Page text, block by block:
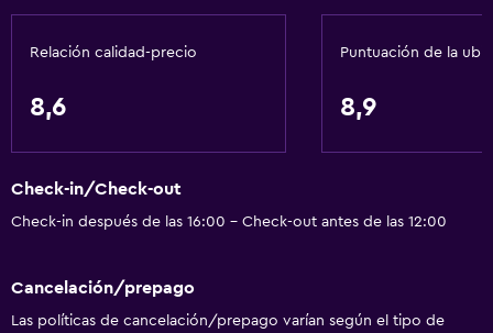
Relación calidad-precio
8,6
Puntuación de la
8,9
Check-in/Check-out
Check-in después de las 16:00 - Check-out antes de las 12:00
Cancelación/prepago
Las políticas de cancelación/prepago varían según el tipo de